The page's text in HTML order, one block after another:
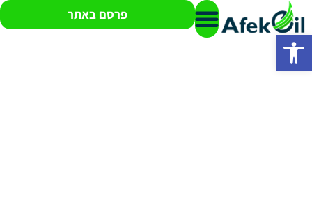
פתח סרגל נגישות
פרסם באתר